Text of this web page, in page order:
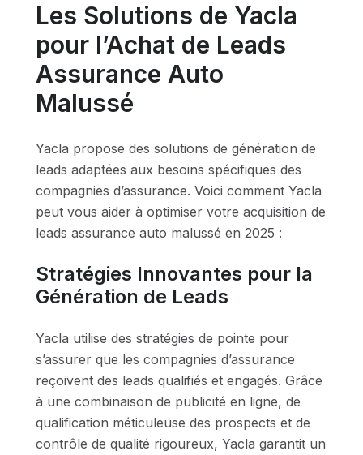
Les Solutions de Yacla
pour l’Achat de Leads
Assurance Auto
Malussé
Yacla propose des solutions de génération de
leads adaptées aux besoins spécifiques des
compagnies d’assurance. Voici comment Yacla
peut vous aider à optimiser votre acquisition de
leads assurance auto malussé en 2025 :
Stratégies Innovantes pour la
Génération de Leads
Yacla utilise des stratégies de pointe pour
s’assurer que les compagnies d’assurance
reçoivent des leads qualifiés et engagés. Grâce
à une combinaison de publicité en ligne, de
qualification méticuleuse des prospects et de
contrôle de qualité rigoureux, Yacla garantit un